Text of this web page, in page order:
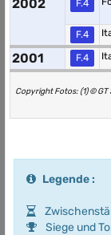
2002 F.4
F.4
2001 F.4
Copyright Fotos: (1) © GT
Legende :
Siege und